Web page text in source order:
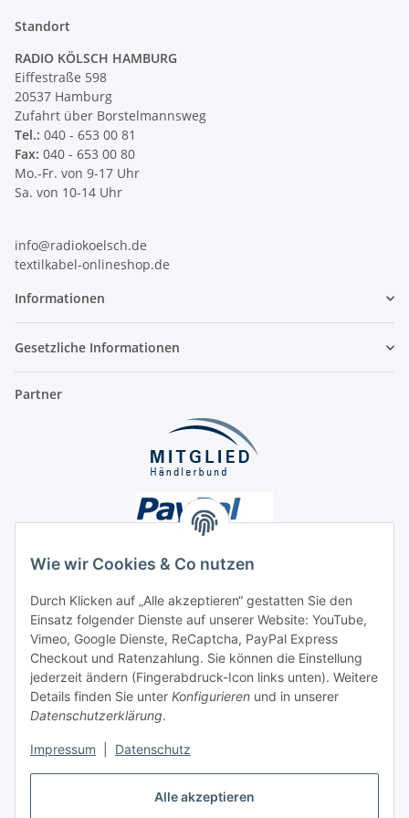
Alle akzeptieren
Wie wir Cookies & Co nutzen
Durch Klicken auf „Alle akzeptieren“ gestatten Sie den
Einsatz folgender Dienste auf unserer Website: YouTube,
Vimeo, Google Dienste, ReCaptcha, PayPal Express
Checkout und Ratenzahlung. Sie können die Einstellung
jederzeit ändern (Fingerabdruck-Icon links unten). Weitere
Details finden Sie unter Konfigurieren und in unserer
Datenschutzerklärung.
Impressum Datenschutz
Standort
RADIO KÖLSCH HAMBURG
Eiffestraße 598
20537 Hamburg
Zufahrt über Borstelmannsweg
Tel.: 040 - 653 00 81
Fax: 040 - 653 00 80
Mo.-Fr. von 9-17 Uhr
Sa. von 10-14 Uhr
info@radiokoelsch.de
textilkabel-onlineshop.de
Informationen
Gesetzliche Informationen
Partner
Unsere Seiten
Social Media
Vertrag widerrufen